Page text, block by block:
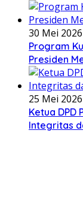
30 Mei 2026
Program
Presiden
25 Mei 2026
Ketua DPD
Integritas